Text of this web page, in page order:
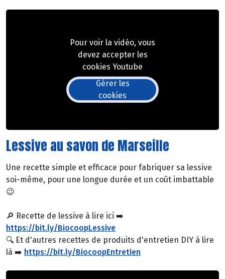
Pour voir la vidéo, vous
devez accepter les
cookies Youtube
Gérer les
cookies
Lessive au savon de Marseille
Une recette simple et efficace pour fabriquer sa lessive
soi-même, pour une longue durée et un coût imbattable
😉
🔎 Recette de lessive à lire ici ➡️
https://bit.ly/BiocoopLessive
🔍 Et d'autres recettes de produits d'entretien DIY à lire
là ➡️ https://bit.ly/BiocoopEntretien